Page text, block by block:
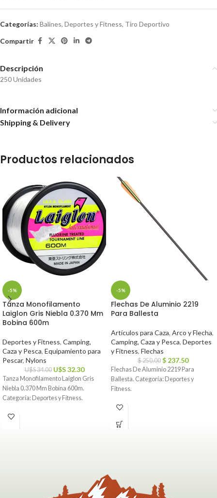
Categorías: Balines, Deportes y Fitness, Tiro Deportivo
Compartir
Descripción
250 Unidades
Información adicional
Shipping & Delivery
Productos relacionados
-5%
Tanza Monofilamento
Laiglon Gris Niebla 0.370 Mm
Bobina 600m
Deportes y Fitness, Camping,
Caza y Pesca, Equipamiento para
Pescar, Nylons
U$S34.00 U$S32.30
Tanza Monofilamento Laiglon Gris
Niebla 0.370 Mm Bobina 600m.
Categoría: Deportes y Fitness.
-5%
Flechas De Aluminio 2219
Para Ballesta
Artículos para Caza, Arco y Flecha,
Camping, Caza y Pesca, Deportes
y Fitness, Flechas
$250.00 $ 237.50
Flechas De Aluminio 2219 Para
Ballesta. Categoría: Deportes y
Fitness.